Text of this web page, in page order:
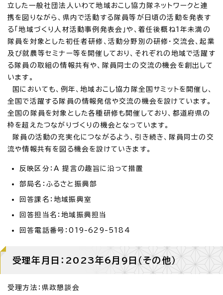
立した一般社団法人いわて地域おこし協力隊ネットワークと連
携を図りながら、県内で活動する隊員等が日頃の活動を発表す
る「地域づくり人材活動事例発表会」や、着任後概ね1年未満の
隊員を対象とした初任者研修、活動分野別の研修・交流会、起業
及び就農等セミナー等を開催しており、それぞれの地域で活躍す
る隊員の取組の情報共有や、隊員同士の交流の機会を創出して
います。
国においても、例年、地域おこし協力隊全国サミットを開催し、
全国で活躍する隊員の情報発信や交流の機会を設けています。
全国の隊員を対象とした各種研修も開催しており、都道府県の
枠を超えたつながりづくりの機会となっています。
隊員の活動の充実化につながるよう、引き続き、隊員同士の交
流や情報共有を図る機会を設けていきます。
反映区分：A 提言の趣旨に沿って措置
部局名：ふるさと振興部
回答課名：地域振興室
回答担当名：地域振興担当
回答電話番号：019-629-5184
受理年月日：2023年6月9日（その他）
受理方法：県政懇談会